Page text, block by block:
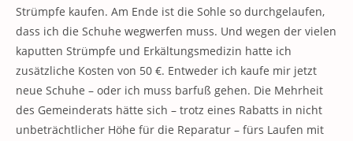
Strümpfe kaufen. Am Ende ist die Sohle so durchgelaufen,
dass ich die Schuhe wegwerfen muss. Und wegen der vielen
kaputten Strümpfe und Erkältungsmedizin hatte ich
zusätzliche Kosten von 50 €. Entweder ich kaufe mir jetzt
neue Schuhe – oder ich muss barfuß gehen. Die Mehrheit
des Gemeinderats hätte sich – trotz eines Rabatts in nicht
unbeträchtlicher Höhe für die Reparatur – fürs Laufen mit